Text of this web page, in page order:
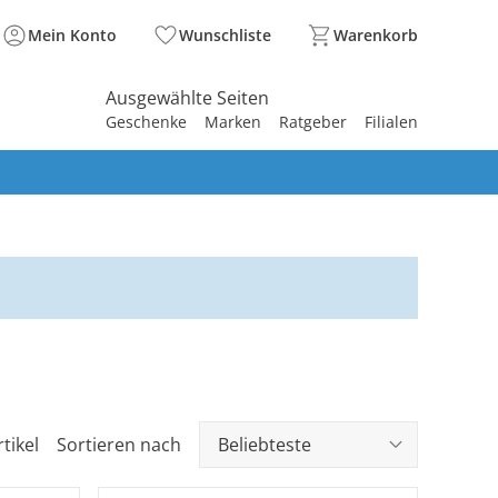
Mein Konto Wunschliste Warenkorb
Ausgewählte Seiten
Geschenke Marken Ratgeber Filialen
Sortieren nach